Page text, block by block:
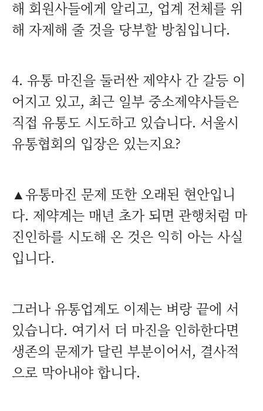
해 회원사들에게 알리고, 업계 전체를 위
해 자제해 줄 것을 당부할 방침입니다.
4. 유통 마진을 둘러싼 제약사 간 갈등 이
어지고 있고, 최근 일부 중소제약사들은
직접 유통도 시도하고 있습니다. 서울시
유통협회의 입장은 있는지요?
▲유통마진 문제 또한 오래된 현안입니
다. 제약계는 매년 초가 되면 관행처럼 마
진인하를 시도해 온 것은 익히 아는 사실
입니다.
그러나 유통업계도 이제는 벼랑 끝에 서
있습니다. 여기서 더 마진을 인하한다면
생존의 문제가 달린 부분이어서, 결사적
으로 막아내야 합니다.